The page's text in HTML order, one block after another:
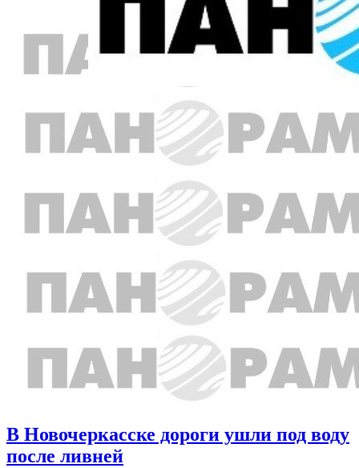
В Новочеркасске дороги ушли под воду
после ливней